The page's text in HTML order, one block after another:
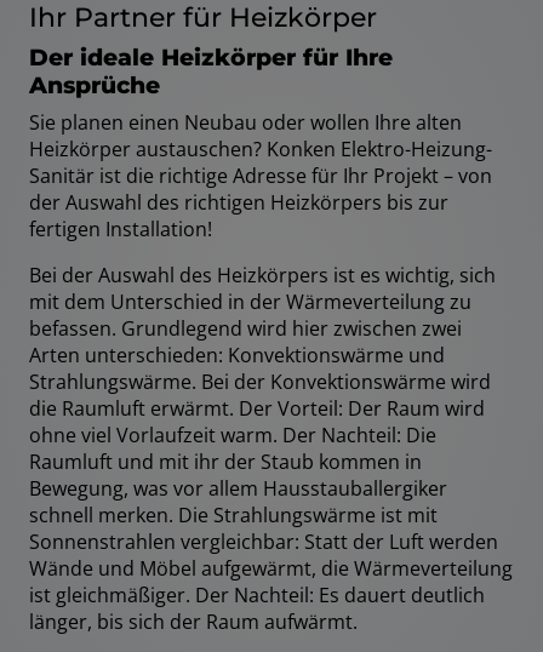
Ihr Partner für Heizkörper
Der ideale Heizkörper für Ihre
Ansprüche
Sie planen einen Neubau oder wollen Ihre alten
Heizkörper austauschen? Konken Elektro-Heizung-
Sanitär ist die richtige Adresse für Ihr Projekt – von
der Auswahl des richtigen Heizkörpers bis zur
fertigen Installation!
Bei der Auswahl des Heizkörpers ist es wichtig, sich
mit dem Unterschied in der Wärmeverteilung zu
befassen. Grundlegend wird hier zwischen zwei
Arten unterschieden: Konvektionswärme und
Strahlungswärme. Bei der Konvektionswärme wird
die Raumluft erwärmt. Der Vorteil: Der Raum wird
ohne viel Vorlaufzeit warm. Der Nachteil: Die
Raumluft und mit ihr der Staub kommen in
Bewegung, was vor allem Hausstauballergiker
schnell merken. Die Strahlungswärme ist mit
Sonnenstrahlen vergleichbar: Statt der Luft werden
Wände und Möbel aufgewärmt, die Wärmeverteilung
ist gleichmäßiger. Der Nachteil: Es dauert deutlich
länger, bis sich der Raum aufwärmt.